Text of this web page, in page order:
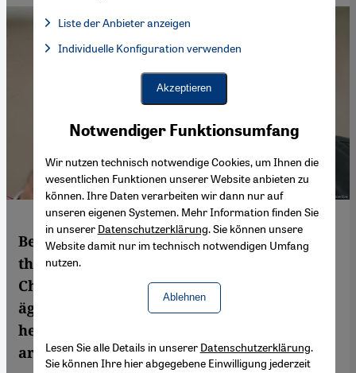
Besessen, streitbar, aber künstlerisch und
thematisch seiner Zeit weit voraus:
Christopher Resch ergründet, warum der
ägyptische Regisseur Youssef Chahine bis
heute als Vorbild für die aufstrebende
arabische Independent-Filmszene gilt.
Notwendiger Funktionsumfang
Wir nutzen technisch notwendige Cookies, um Ihnen die
wesentlichen Funktionen unserer Website anbieten zu
können. Ihre Daten verarbeiten wir dann nur auf
unseren eigenen Systemen. Mehr Information finden Sie
in unserer Datenschutzerklärung. Sie können unsere
Website damit nur im technisch notwendigen Umfang
nutzen.
Ablehnen
Liste der Anbieter anzeigen
Facebook Embed / Facebook Connect, Google Maps Embed,
Facebook Embed / Facebook Connect
Google Maps Embed
Individuelle Konfiguration verwenden
Akzeptieren
Lesen Sie alle Details in unserer Datenschutzerklärung.
Sie können Ihre hier abgegebene Einwilligung jederzeit